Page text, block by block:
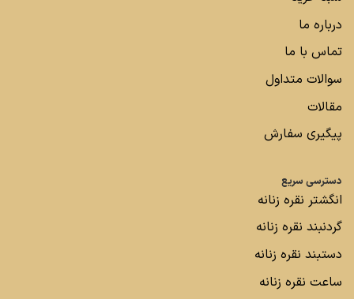
درباره ما
تماس با ما
سوالات متداول
مقالات
پیگیری سفارش
دسترسی سریع
انگشتر نقره زنانه
گردنبند نقره زنانه
دستبند نقره زنانه
ساعت نقره زنانه